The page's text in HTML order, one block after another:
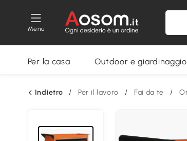
Menu
Per la casa Outdoor e giardinaggio
Indietro / Per il lavoro / Fai da te /